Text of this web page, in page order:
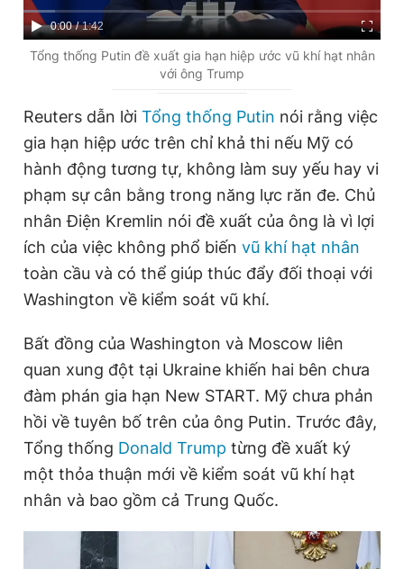
Tổng biên tập: Nguyễn Ngọc Toàn
Phó tổng biên tập thường trực: Hải Thành
Phó tổng biên tập: Lâm Hiếu Dũng
Phó tổng biên tập: Trần Việt Hưng
Tổng thư ký tòa soạn: Đức Trung
© 2003-2026 Bản quyền thuộc về Báo Thanh Niên. Cấm sao
chép dưới mọi hình thức nếu không có sự chấp thuận bằng văn
bản. Phát triển bởi ePi Technologies, JSC.
C
u
n
m
e
0:00 / D
u
i
n
1:42
Tổng thống Putin đề xuất gia hạn hiệp ước vũ khí hạt nhân
với ông Trump
Reuters dẫn lời Tổng thống Putin nói rằng việc
gia hạn hiệp ước trên chỉ khả thi nếu Mỹ có
hành động tương tự, không làm suy yếu hay vi
phạm sự cân bằng trong năng lực răn đe. Chủ
nhân Điện Kremlin nói đề xuất của ông là vì lợi
ích của việc không phổ biến vũ khí hạt nhân
toàn cầu và có thể giúp thúc đẩy đối thoại với
Washington về kiểm soát vũ khí.
Bất đồng của Washington và Moscow liên
quan xung đột tại Ukraine khiến hai bên chưa
đàm phán gia hạn New START. Mỹ chưa phản
hồi về tuyên bố trên của ông Putin. Trước đây,
Tổng thống Donald Trump từng đề xuất ký
một thỏa thuận mới về kiểm soát vũ khí hạt
nhân và bao gồm cả Trung Quốc.